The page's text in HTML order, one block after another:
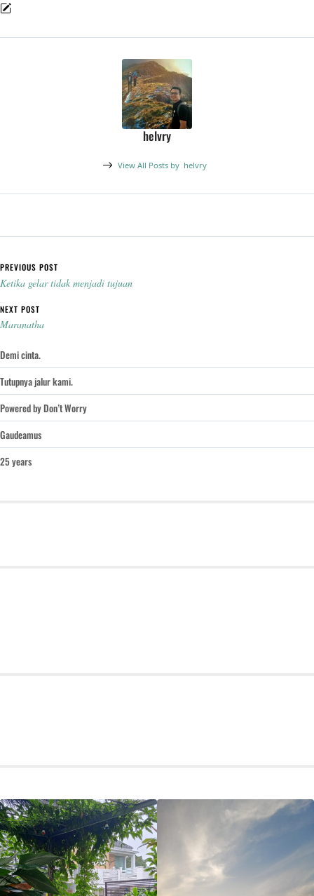
helvry
View All Posts by helvry
Post navigation
PREVIOUS POST
Ketika gelar tidak menjadi tujuan
NEXT POST
Maranatha
Demi cinta.
Tutupnya jalur kami.
Powered by Don’t Worry
Gaudeamus
25 years